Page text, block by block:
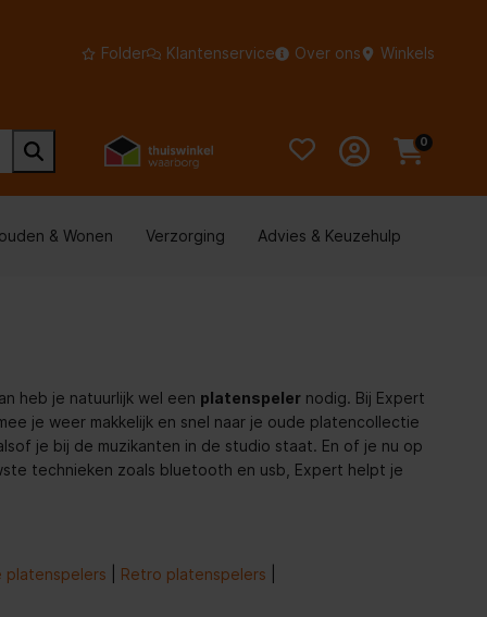
Folder Klantenservice Over ons Winkels
0
& Wonen Verzorging Advies & Keuzehulp
heb je natuurlijk wel een platenspelernodig. Bij Expert
je weer makkelijk en snel naar je oude platencollectie
je bij de muzikanten in de studio staat. En of je nu op
technieken zoals bluetooth en usb, Expert helpt je
platenspelers Retro platenspelers